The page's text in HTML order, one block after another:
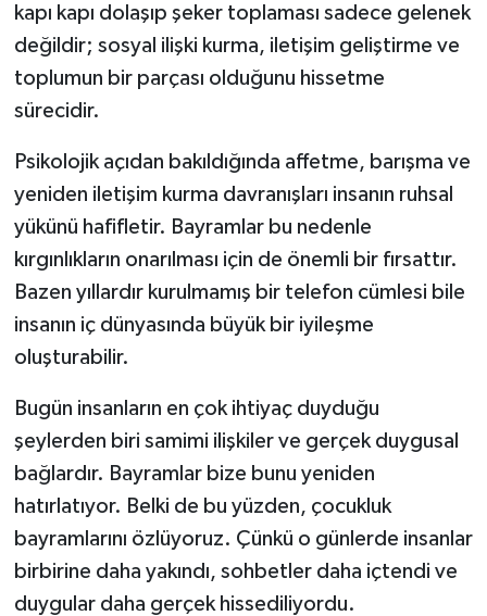
kapı kapı dolaşıp şeker toplaması sadece gelenek
değildir; sosyal ilişki kurma, iletişim geliştirme ve
toplumun bir parçası olduğunu hissetme
sürecidir.
Psikolojik açıdan bakıldığında affetme, barışma ve
yeniden iletişim kurma davranışları insanın ruhsal
yükünü hafifletir. Bayramlar bu nedenle
kırgınlıkların onarılması için de önemli bir fırsattır.
Bazen yıllardır kurulmamış bir telefon cümlesi bile
insanın iç dünyasında büyük bir iyileşme
oluşturabilir.
Bugün insanların en çok ihtiyaç duyduğu
şeylerden biri samimi ilişkiler ve gerçek duygusal
bağlardır. Bayramlar bize bunu yeniden
hatırlatıyor. Belki de bu yüzden, çocukluk
bayramlarını özlüyoruz. Çünkü o günlerde insanlar
birbirine daha yakındı, sohbetler daha içtendi ve
duygular daha gerçek hissediliyordu.